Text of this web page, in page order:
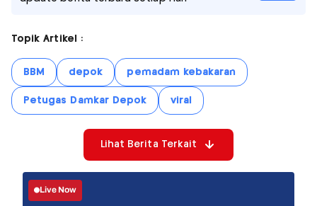
Topik Artikel :
BBM depok pemadam kebakaran
Petugas Damkar Depok viral
Lihat Berita Terkait
Live Now